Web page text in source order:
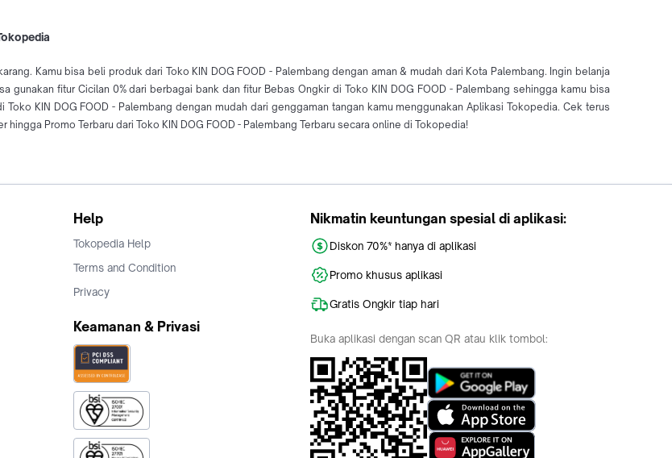
Kamu bisa beli produk dari Toko KIN DOG FOOD - Palembang dengan aman & mudah dari Kota Palembang. Ingin belanja
gunakan fitur Cicilan 0% dari berbagai bank dan fitur Bebas Ongkir di Toko KIN DOG FOOD - Palembang sehingga kamu bisa
KIN DOG FOOD - Palembang dengan mudah dari genggaman tangan kamu menggunakan Aplikasi Tokopedia. Cek terus
Promo Terbaru dari Toko KIN DOG FOOD - Palembang Terbaru secara online di Tokopedia!
Help
Tokopedia Help
Terms and Condition
Privacy
Keamanan & Privasi
Nikmatin keuntungan spesial di aplikasi:
Diskon 70%* hanya di aplikasi
Promo khusus aplikasi
Gratis Ongkir tiap hari
Buka aplikasi dengan scan QR atau klik tombol: